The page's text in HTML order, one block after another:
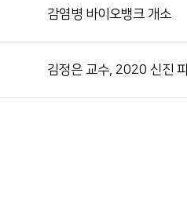
감염병 바이오뱅크 개소
김정은 교수, 2020 신진